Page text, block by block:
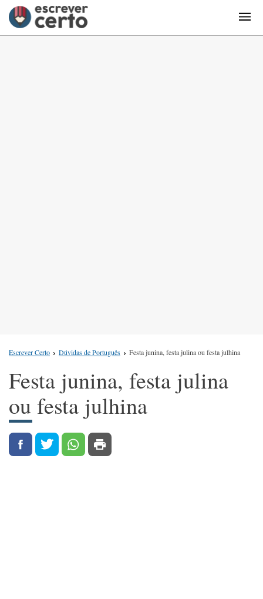
Escrever Certo Dúvidas de Português Festa junina, festa julina ou festa julhina
Festa junina, festa julina
ou festa julhina